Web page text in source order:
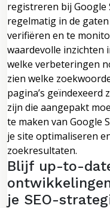
registreren bij Google
regelmatig in de
verifiëren en te
waardevolle inzichten
welke verbeteringen
zien welke
pagina’s
zijn die aangepakt
te maken van Google
je site optimaliseren
zoekresultaten.
Blijf up-to-
je SEO-